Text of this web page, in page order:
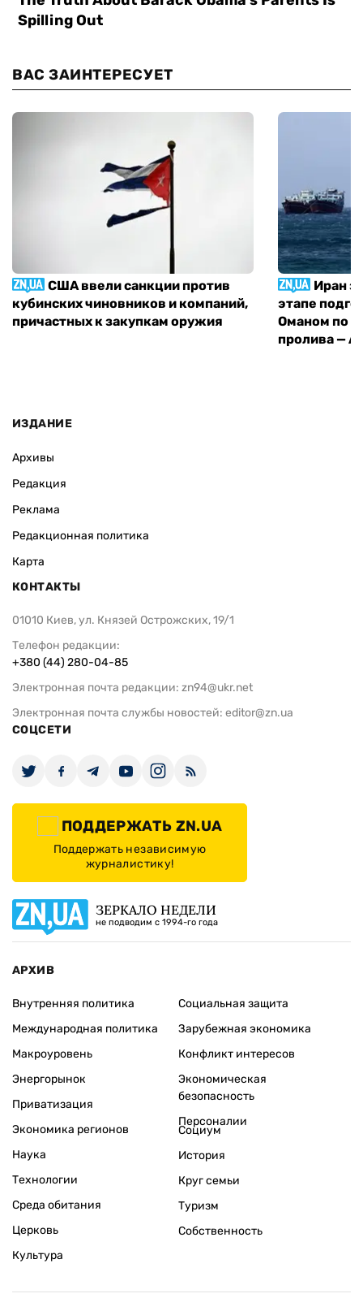
ВАС ЗАИНТЕРЕСУЕТ
США ввели санкции против
кубинских чиновников и компаний,
причастных к закупкам оружия
Иран
этапе
Оманом по
пролива —
ИЗДАНИЕ
Архивы
Редакция
Реклама
Редакционная политика
Карта
КОНТАКТЫ
01010 Киев, ул. Князей Острожских, 19/1
Телефон редакции:
+380 (44) 280-04-85
Электронная почта редакции: zn94@ukr.net
Электронная почта службы новостей: editor@zn.ua
СОЦСЕТИ
ПОДДЕРЖАТЬ ZN.UA
Поддержать независимую
журналистику!
ЗЕРКАЛО НЕДЕЛИ
не подводим с 1994-го года
АРХИВ
Внутренняя политика
Международная политика
Макроуровень
Энергорынок
Приватизация
Экономика регионов
Социальная защита
Зарубежная экономика
Конфликт интересов
Экономическая
безопасность
Персоналии
Наука
Технологии
Среда обитания
Церковь
Культура
Социум
История
Круг семьи
Туризм
Собственность